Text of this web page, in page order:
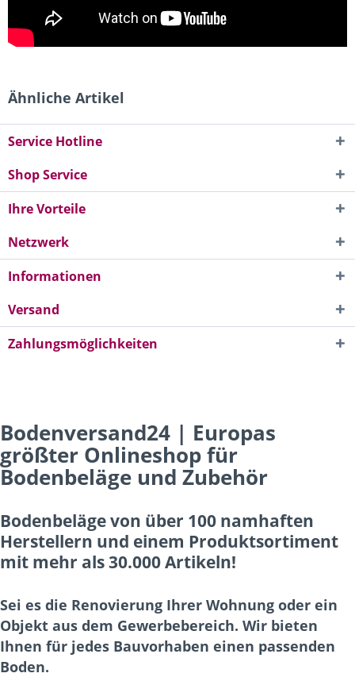
Ähnliche Artikel
Service Hotline
Shop Service
Ihre Vorteile
Netzwerk
Informationen
Versand
Zahlungsmöglichkeiten
Bodenversand24 | Europas
größter Onlineshop für
Bodenbeläge und Zubehör
Bodenbeläge von über 100 namhaften
Herstellern und einem Produktsortiment
mit mehr als 30.000 Artikeln!
Sei es die Renovierung Ihrer Wohnung oder ein
Objekt aus dem Gewerbebereich. Wir bieten
Ihnen für jedes Bauvorhaben einen passenden
Boden.